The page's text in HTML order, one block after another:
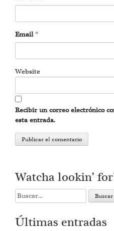
Email *
Website
Recibir un correo electrónico
esta entrada.
Watcha lookin’
Search
for:
Últimas entradas